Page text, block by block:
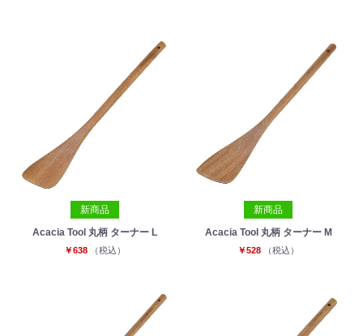
新商品
Acacia Tool 丸柄 ターナー L
￥638 （税込）
新商品
Acacia Tool 丸柄 ターナー M
￥528 （税込）